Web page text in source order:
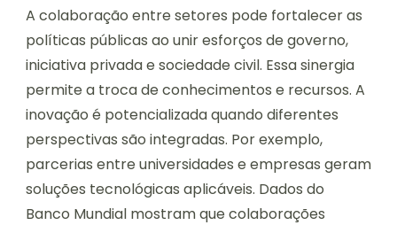
A colaboração entre setores pode fortalecer as
políticas públicas ao unir esforços de governo,
iniciativa privada e sociedade civil. Essa sinergia
permite a troca de conhecimentos e recursos. A
inovação é potencializada quando diferentes
perspectivas são integradas. Por exemplo,
parcerias entre universidades e empresas geram
soluções tecnológicas aplicáveis. Dados do
Banco Mundial mostram que colaborações